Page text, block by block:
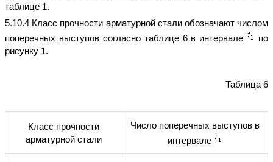
таблице 1.
5.10.4 Класс прочности арматурной стали обозначают числом
поперечных выступов согласно таблице 6 в интервале
по
рисунку 1.
Таблица 6
Класс прочности
арматурной стали
Число поперечных выступов в
интервале